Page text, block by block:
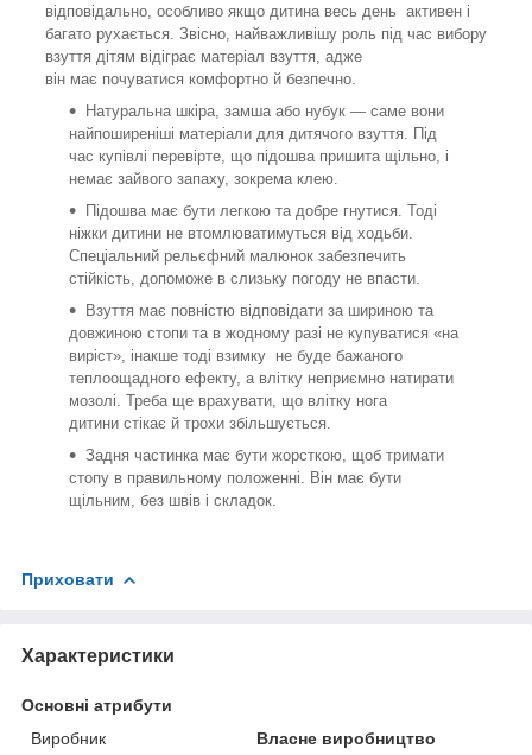
відповідально, особливо якщо дитина весь день активен і
багато рухається. Звісно, найважливішу роль під час вибору
взуття дітям відіграє матеріал взуття, адже
він має почуватися комфортно й безпечно.
Натуральна шкіра, замша або нубук — саме вони
найпоширеніші матеріали для дитячого взуття. Під
час купівлі перевірте, що підошва пришита щільно, і
немає зайвого запаху, зокрема клею.
Підошва має бути легкою та добре гнутися. Тоді
ніжки дитини не втомлюватимуться від ходьби.
Спеціальний рельєфний малюнок забезпечить
стійкість, допоможе в слизьку погоду не впасти.
Взуття має повністю відповідати за шириною та
довжиною стопи та в жодному разі не купуватися «на
виріст», інакше тоді взимку не буде бажаного
теплоощадного ефекту, а влітку неприємно натирати
мозолі. Треба ще врахувати, що влітку нога
дитини стікає й трохи збільшується.
Задня частинка має бути жорсткою, щоб тримати
стопу в правильному положенні. Він має бути
щільним, без швів і складок.
Приховати
Характеристики
Основні атрибути
Виробник
Власне виробництво